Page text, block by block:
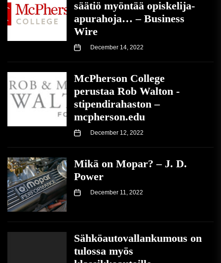
säätiö myöntää opiskelija-
apurahoja… – Business
Wire
December 14, 2022
McPherson College
perustaa Rob Walton -
stipendirahaston –
mcpherson.edu
December 12, 2022
Mikä on Mopar? – J. D.
Power
December 11, 2022
Sähköautovallankumous on
tulossa myös